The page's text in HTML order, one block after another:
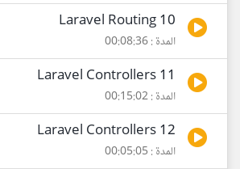
10 Laravel Routing
المدة : 00:08:36
11 Laravel Controllers
المدة : 00:15:02
12 Laravel Controllers
المدة : 00:05:05